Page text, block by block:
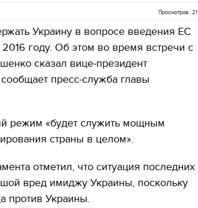
Просмотров: 21
Украину в вопросе введения ЕС
году. Об этом во время встречи с
сказал вице-президент
пресс-служба главы
режим «будет служить мощным
страны в целом».
отметил, что ситуация последних
вред имиджу Украины, поскольку
против Украины.